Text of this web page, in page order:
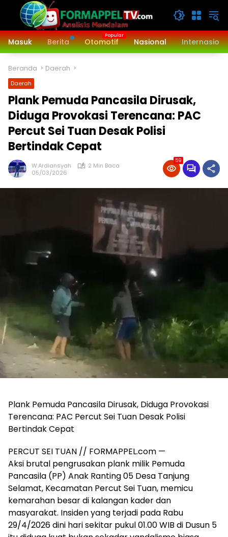
Langsung
konten
Masuk
Berita Otomotif Nasional
Beranda Daerah
Daerah
Plank Pemuda Pancasila Dirusak,
Diduga Provokasi Terencana: PAC
Percut Sei Tuan Desak Polisi
Bertindak Cepat
W.Ardiansyah
2 Min Baca
05/03/2026
59
Plank Pemuda Pancasila Dirusak, Diduga Provokasi
Terencana: PAC Percut Sei Tuan Desak Polisi
Bertindak Cepat
PERCUT SEI TUAN // FORMAPPEL.com —
Aksi brutal pengrusakan plank milik Pemuda
Pancasila (PP) Anak Ranting 05 Desa Tanjung
Selamat, Kecamatan Percut Sei Tuan, memicu
kemarahan besar di kalangan kader dan
masyarakat. Insiden yang terjadi pada Rabu
29/4/2026 dini hari sekitar pukul 01.00 WIB di Dusun 5